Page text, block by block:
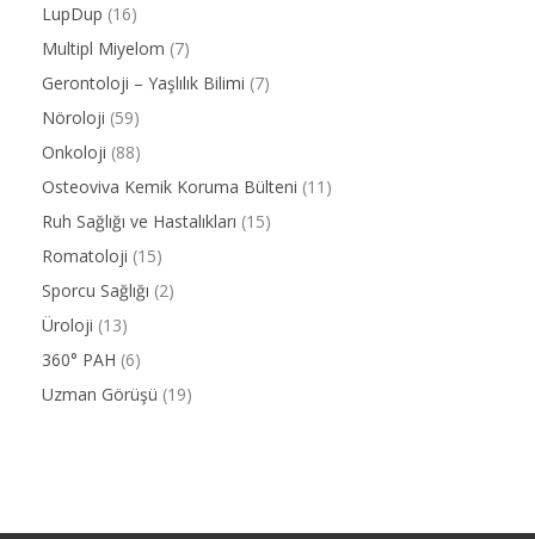
LupDup (16)
Multipl Miyelom (7)
Gerontoloji – Yaşlılık Bilimi (7)
Nöroloji (59)
Onkoloji (88)
Osteoviva Kemik Koruma Bülteni (11)
Ruh Sağlığı ve Hastalıkları (15)
Romatoloji (15)
Sporcu Sağlığı (2)
Üroloji (13)
360° PAH (6)
Uzman Görüşü (19)